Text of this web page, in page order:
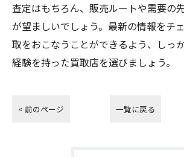
査定はもちろん、販売ルートや需要の
が望ましいでしょう。最新の情報をチ
取をおこなうことができるよう、しっ
経験を持った買取店を選びましょう。
< 前のページ 一覧に戻る